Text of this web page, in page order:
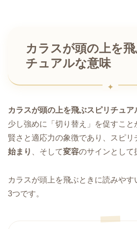
カラスが頭の上を
チュアルな意味
カラスが頭の上を飛ぶスピリチュア
少し強めに「切り替え」を促すこ
賢さと適応力の象徴であり、スピリ
始まり 、そして変容のサインとして
カラスが頭上を飛ぶときに読みや
3つです。